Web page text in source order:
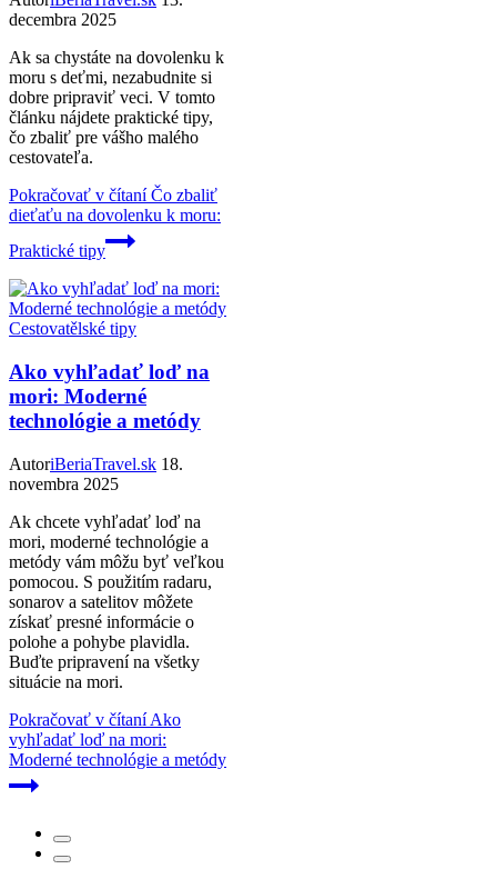
decembra 2025
Ak sa chystáte na dovolenku k
moru s deťmi, nezabudnite si
dobre pripraviť veci. V tomto
článku nájdete praktické tipy,
čo zbaliť pre vášho malého
cestovateľa.
Pokračovať v čítaníČo zbaliť
dieťaťu na dovolenku k moru:
Praktické tipy
Cestovatělské tipy
Ako vyhľadať loď na
mori: Moderné
technológie a metódy
AutoriBeriaTravel.sk 18.
novembra 2025
Ak chcete vyhľadať loď na
mori, moderné technológie a
metódy vám môžu byť veľkou
pomocou. S použitím radaru,
sonarov a satelitov môžete
získať presné informácie o
polohe a pohybe plavidla.
Buďte pripravení na všetky
situácie na mori.
Pokračovať v čítaníAko
vyhľadať loď na mori:
Moderné technológie a metódy